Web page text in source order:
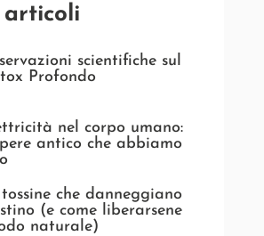
scientifiche sul
Profondo
nel corpo umano:
antico che abbiamo
tossine che danneggiano
(e come liberarsene
naturale)